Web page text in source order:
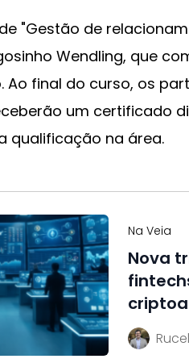
"Gestão de
Wendling, que
Ao final do curso, os
um certificado
qualificação na área.
Na Veia
Nova